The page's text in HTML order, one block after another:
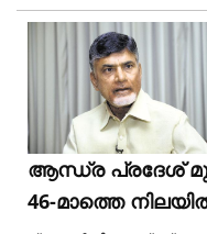
ആന്ധ്ര പ്രദേശ്
46-മാത്തെ